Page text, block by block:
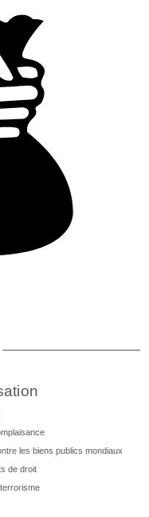
les biens publics mondiaux
de droit